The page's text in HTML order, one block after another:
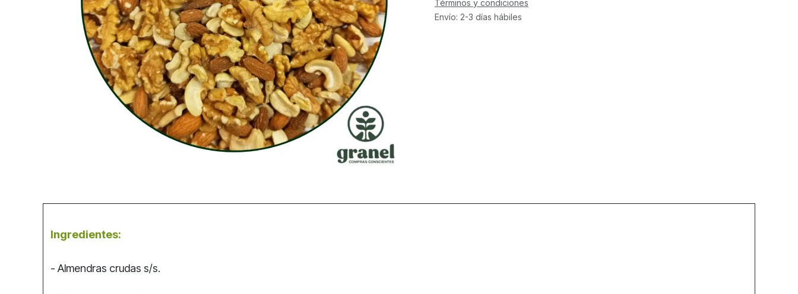
Términos y condiciones
Envío: 2-3 días hábiles
Ingredientes:
- Almendras crudas s/s.